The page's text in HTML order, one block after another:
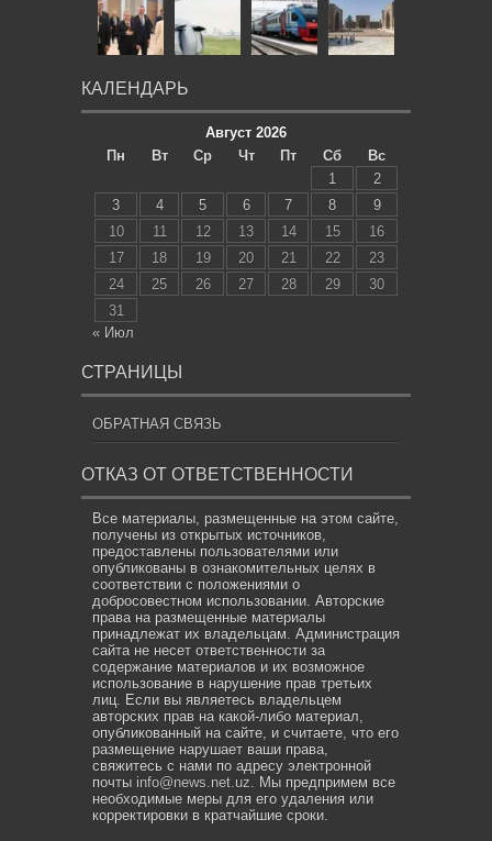
КАЛЕНДАРЬ
Август 2026
Пн
Вт Ср Чт Пт Сб
Вс
1
2
3
4 5 6 7 8
9
10
11 12 13 14 15
16
17
18 19 20 21 22
23
24
25 26 27 28 29
30
31
« Июл
СТРАНИЦЫ
ОБРАТНАЯ СВЯЗЬ
ОТКАЗ ОТ ОТВЕТСТВЕННОСТИ
Все материалы, размещенные на этом сайте,
получены из открытых источников,
предоставлены пользователями или
опубликованы в ознакомительных целях в
соответствии с положениями о
добросовестном использовании. Авторские
права на размещенные материалы
принадлежат их владельцам. Администрация
сайта не несет ответственности за
содержание материалов и их возможное
использование в нарушение прав третьих
лиц. Если вы являетесь владельцем
авторских прав на какой-либо материал,
опубликованный на сайте, и считаете, что его
размещение нарушает ваши права,
свяжитесь с нами по адресу электронной
почты info@news.net.uz . Мы предпримем все
необходимые меры для его удаления или
корректировки в кратчайшие сроки.